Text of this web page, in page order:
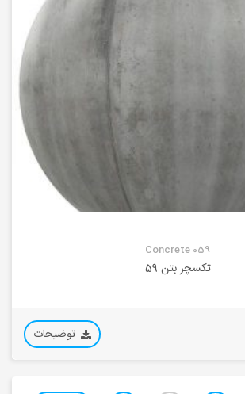
Concrete 059
تکسچر بتن 59
توضیحات